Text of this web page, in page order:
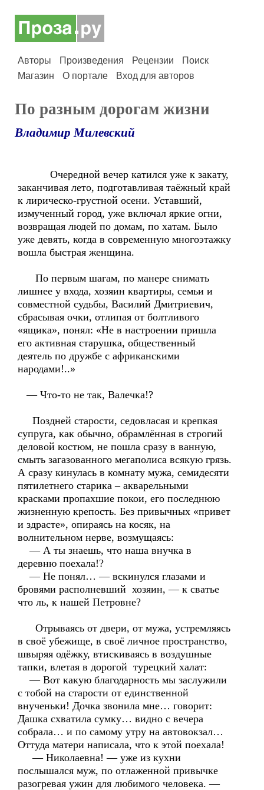
Авторы Произведения Рецензии
Поиск
Магазин
О портале Вход для авторов
По разным дорогам жизни
Владимир Милевский
Очередной вечер катился уже к закату,
заканчивая лето, подготавливая таёжный край
к лирическо-грустной осени. Уставший,
измученный город, уже включал яркие огни,
возвращая людей по домам, по хатам. Было
уже девять, когда в современную многоэтажку
вошла быстрая женщина.
По первым шагам, по манере снимать
лишнее у входа, хозяин квартиры, семьи и
совместной судьбы, Василий Дмитриевич,
сбрасывая очки, отлипая от болтливого
«ящика», понял: «Не в настроении пришла
его активная старушка, общественный
деятель по дружбе с африканскими
народами!..»
— Что-то не так, Валечка!?
Поздней старости, седовласая и крепкая
супруга, как обычно, обрамлённая в строгий
деловой костюм, не пошла сразу в ванную,
смыть загазованного мегаполиса всякую грязь.
А сразу кинулась в комнату мужа, семидесяти
пятилетнего старика – акварельными
красками пропахшие покои, его последнюю
жизненную крепость. Без привычных «привет
и здрасте», опираясь на косяк, на
волнительном нерве, возмущаясь:
— А ты знаешь, что наша внучка в
деревню поехала!?
— Не понял… — вскинулся глазами и
бровями располневший хозяин, — к сватье
что ль, к нашей Петровне?
Отрываясь от двери, от мужа, устремляясь
в своё убежище, в своё личное пространство,
швыряя одёжку, втискиваясь в воздушные
тапки, влетая в дорогой турецкий халат:
— Вот какую благодарность мы заслужили
с тобой на старости от единственной
внученьки! Дочка звонила мне… говорит:
Дашка схватила сумку… видно с вечера
собрала… и по самому утру на автовокзал…
Оттуда матери написала, что к этой поехала!
— Николаевна! — уже из кухни
послышался муж, по отлаженной привычке
разогревая ужин для любимого человека. —